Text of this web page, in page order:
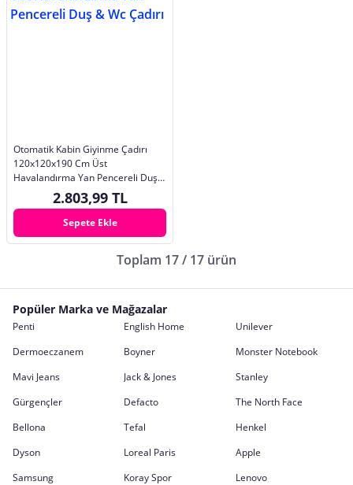
Otomatik Kabin Giyinme Çadırı
120x120x190 Cm Üst
Havalandırma Yan Pencereli Duş
& Wc Çadırı2.803,99 TL
Sepete Ekle
Toplam 17 / 17 ürün
Popüler Marka ve Mağazalar
Penti English Home
Unilever
Dermoeczanem
Boyner
Monster Notebook
Mavi Jeans
Jack & Jones
Stanley
Gürgençler
Defacto
The North Face
Bellona
Tefal
Henkel
Dyson
Loreal Paris
Apple
Samsung
Koray Spor
Lenovo